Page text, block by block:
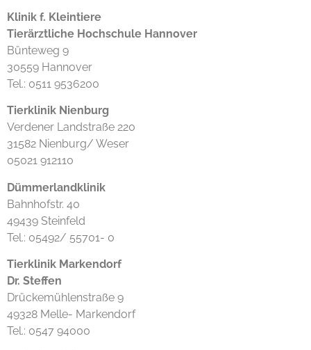
Klinik f. Kleintiere
Tierärztliche Hochschule Hannover
Bünteweg 9
30559 Hannover
Tel.: 0511 9536200
Tierklinik Nienburg
Verdener Landstraße 220
31582 Nienburg/ Weser
05021 912110
Dümmerlandklinik
Bahnhofstr. 40
49439 Steinfeld
Tel.: 05492/ 55701- 0
Tierklinik Markendorf
Dr. Steffen
Drückemühlenstraße 9
49328 Melle- Markendorf
Tel.: 0547 94000